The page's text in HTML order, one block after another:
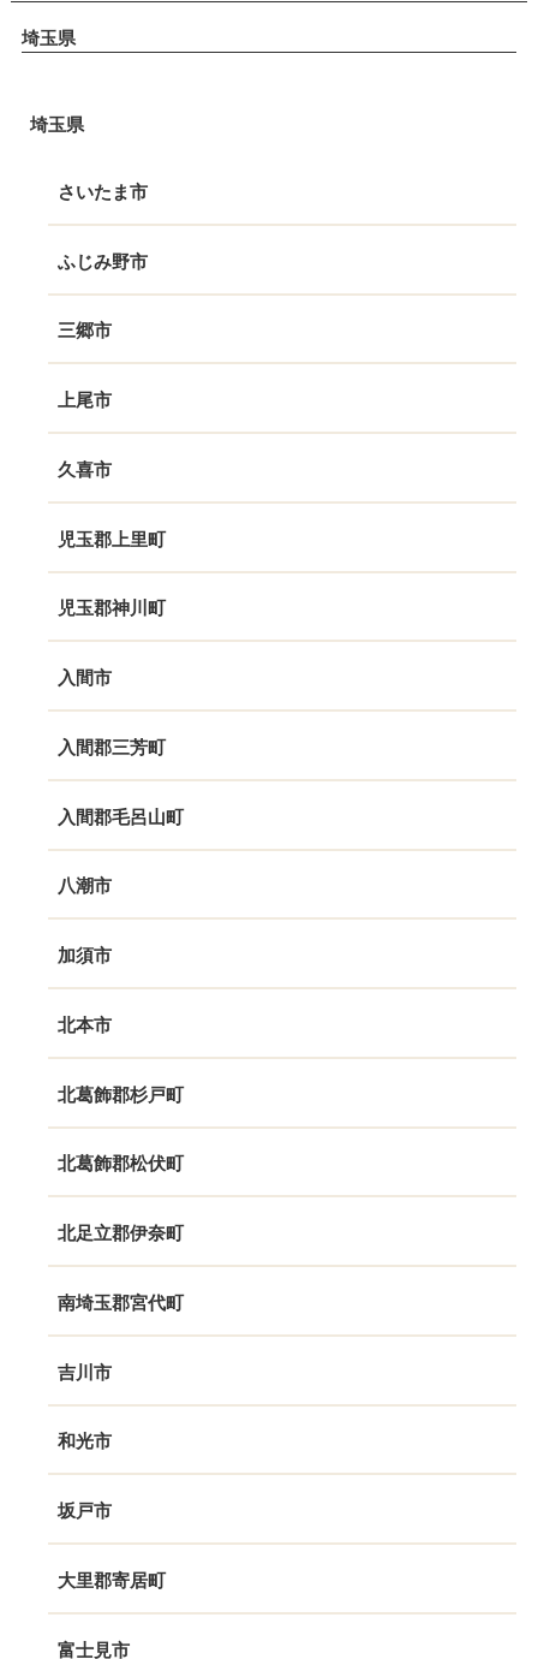
埼玉県
埼玉県
さいたま市
ふじみ野市
三郷市
上尾市
久喜市
児玉郡上里町
児玉郡神川町
入間市
入間郡三芳町
入間郡毛呂山町
八潮市
加須市
北本市
北葛飾郡杉戸町
北葛飾郡松伏町
北足立郡伊奈町
南埼玉郡宮代町
吉川市
和光市
坂戸市
大里郡寄居町
富士見市